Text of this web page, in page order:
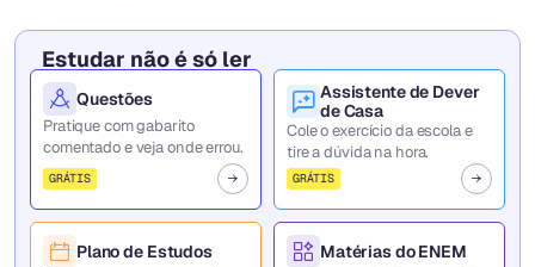
Estudar não é só ler
Questões
Pratique com gabarito
comentado e veja onde errou.
GRÁTIS
Assistente de Dever
de Casa
Cole o exercício da escola e
tire a dúvida na hora.
GRÁTIS
Plano de Estudos Matérias do ENEM